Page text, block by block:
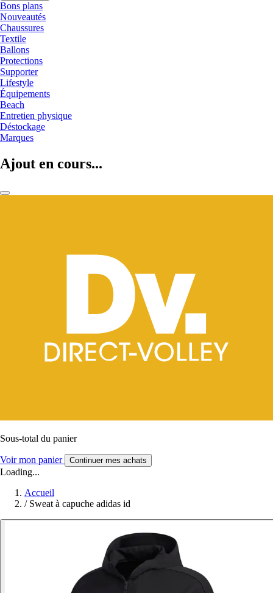
Bons plans
Nouveautés
Chaussures
Textile
Ballons
Protections
Supporter
Lifestyle
Équipements
Beach
Entretien physique
Déstockage
Marques
Ajout en cours...
Sous-total du panier
Voir mon panier Continuer mes achats
Loading...
Accueil
/ Sweat à capuche adidas id